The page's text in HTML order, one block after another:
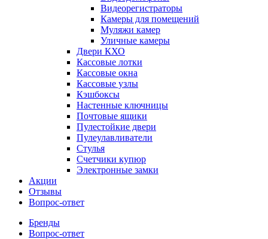
Видеорегистраторы
Камеры для помещений
Муляжи камер
Уличные камеры
Двери КХО
Кассовые лотки
Кассовые окна
Кассовые узлы
Кэшбоксы
Настенные ключницы
Почтовые ящики
Пулестойкие двери
Пулеулавливатели
Стулья
Счетчики купюр
Электронные замки
Акции
Отзывы
Вопрос-ответ
Бренды
Вопрос-ответ